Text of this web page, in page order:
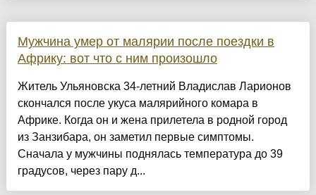
Мужчина умер от малярии после поездки в
Африку: вот что с ним произошло
Житель Ульяновска 34-летний Владислав Ларионов
скончался после укуса малярийного комара в
Африке. Когда он и жена прилетела в родной город
из Занзибара, он заметил первые симптомы.
Сначала у мужчины поднялась температура до 39
градусов, через пару д...